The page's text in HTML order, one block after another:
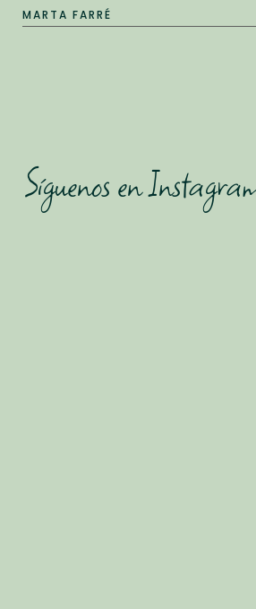
MARTA FARRÉ
Síguenos en